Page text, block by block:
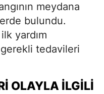
meydana
bulundu.
yardım
tedavileri
OLAYLA İLGILI